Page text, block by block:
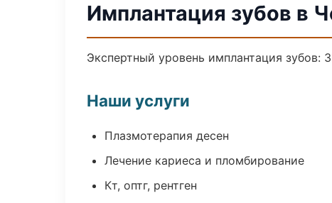
Имплантация зубов в
Экспертный уровень имплантация зубов:
Наши услуги
Плазмотерапия десен
Лечение кариеса и пломбирование
Кт, оптг, рентген